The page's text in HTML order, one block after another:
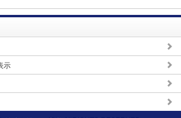
示